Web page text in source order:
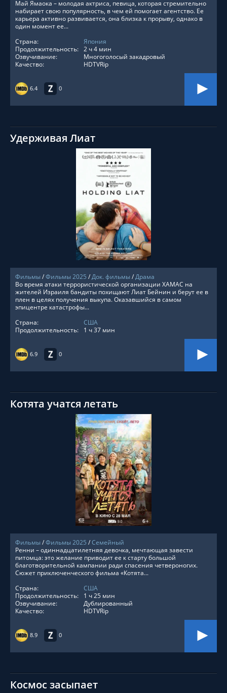
6.4 0
Май Ямаока – молодая актриса, певица, которая стремительно
набирает свою популярность, в чем ей помогает агентство. Ее
карьера активно развивается, она близка к прорыву, однако в
один момент ее...
Страна:
Япония
Продолжительность: 2 ч 4 мин
Озвучивание:
Многоголосый закадровый
Качество:
HDTVRip
Удерживая Лиат
СМОТРЕТЬ ОНЛАЙН
Фильмы/Фильмы 2025 /Док. фильмы/Драма
6.9 0
Во время атаки террористической организации ХАМАС на
жителей Израиля бандиты похищают Лиат Бейнин и берут ее в
плен в целях получения выкупа. Оказавшийся в самом
эпицентре катастрофы...
Страна:
США
Продолжительность:
1 ч 37 мин
Котята учатся летать
СМОТРЕТЬ ОНЛАЙН
Фильмы/Фильмы 2025 /Семейный
8.9 0
Ренни – одиннадцатилетняя девочка, мечтающая завести
питомца: это желание приводит ее к старту большой
благотворительной кампании ради спасения четвероногих.
Сюжет приключенческого фильма «Котята...
Страна:
США
Продолжительность:
1 ч 25 мин
Озвучивание:
Дублированный
Качество:
HDTVRip
Космос засыпает